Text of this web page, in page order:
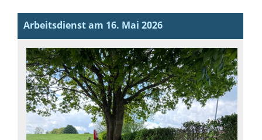
Arbeitsdienst am 16. Mai 2026